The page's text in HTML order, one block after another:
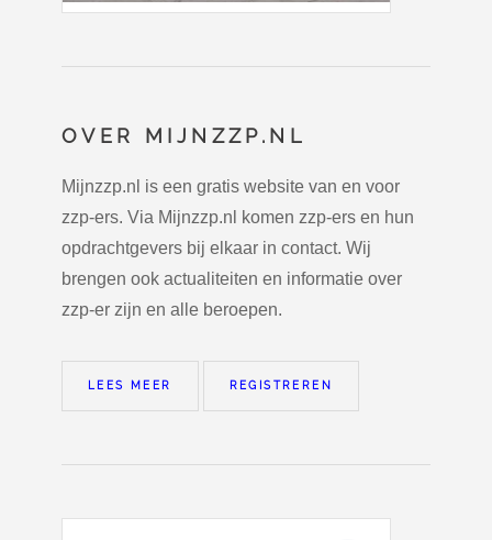
OVER MIJNZZP.NL
Mijnzzp.nl is een gratis website van en voor
zzp-ers. Via Mijnzzp.nl komen zzp-ers en hun
opdrachtgevers bij elkaar in contact. Wij
brengen ook actualiteiten en informatie over
zzp-er zijn en alle beroepen.
LEES MEER REGISTREREN